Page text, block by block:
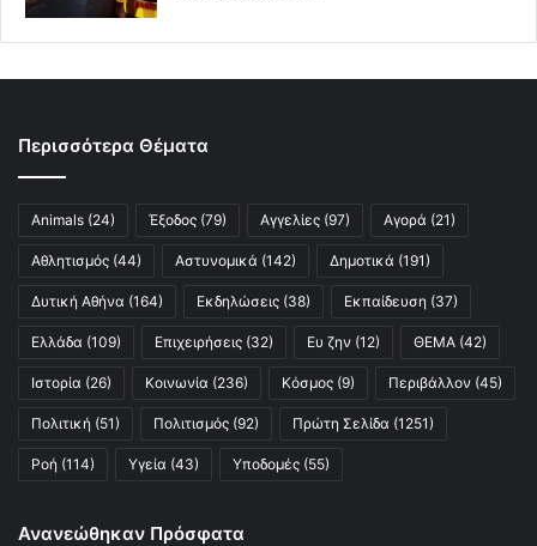
Περισσότερα Θέματα
Animals (24) Έξοδος (79) Αγγελίες (97) Αγορά (21)
Αθλητισμός (44) Αστυνομικά (142) Δημοτικά (191)
Δυτική Αθήνα (164) Εκδηλώσεις (38) Εκπαίδευση (37)
Ελλάδα (109) Επιχειρήσεις (32) Ευ ζην (12) ΘΕΜΑ (42)
Ιστορία (26) Κοινωνία (236) Κόσμος (9) Περιβάλλον (45)
Πολιτική (51) Πολιτισμός (92) Πρώτη Σελίδα (1251)
Ροή (114) Υγεία (43) Υποδομές (55)
Ανανεώθηκαν Πρόσφατα